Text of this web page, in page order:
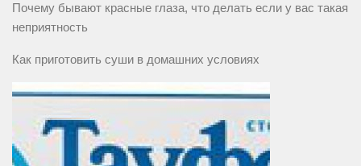
Почему бывают красные глаза, что делать если у вас такая
неприятность
Как приготовить суши в домашних условиях